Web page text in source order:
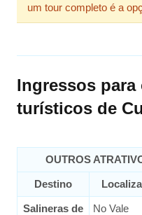
um tour completo é a
Ingressos
turísticos de
OUTROS
Destino
Salineras de
No Vale